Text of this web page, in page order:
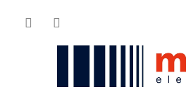
Inhalt